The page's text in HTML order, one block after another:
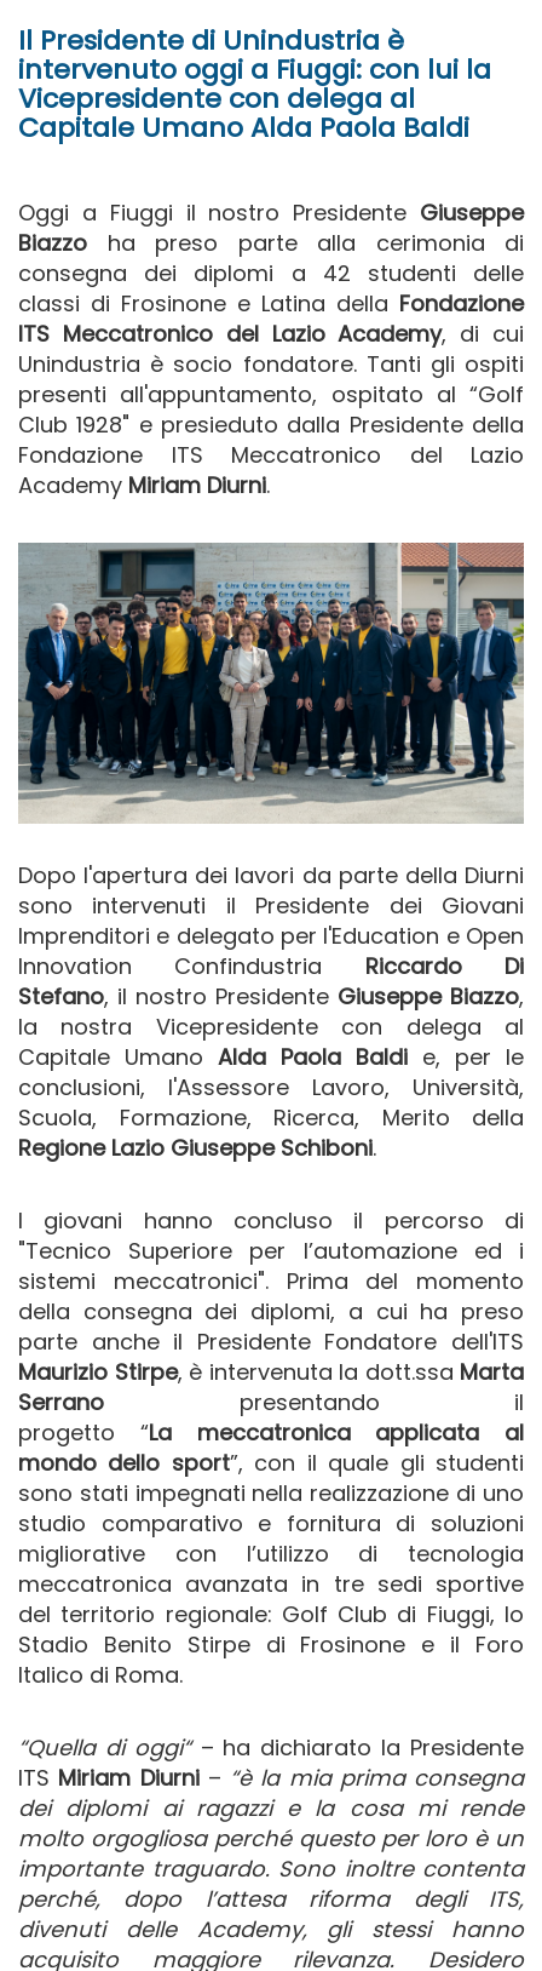
Il Presidente di Unindustria è
intervenuto oggi a Fiuggi: con lui la
Vicepresidente con delega al
Capitale Umano Alda Paola Baldi
Oggi a Fiuggi il nostro Presidente Giuseppe
Biazzo ha preso parte alla cerimonia di
consegna dei diplomi a 42 studenti delle
classi di Frosinone e Latina della Fondazione
ITS Meccatronico del Lazio Academy, di cui
Unindustria è socio fondatore. Tanti gli ospiti
presenti all'appuntamento, ospitato al “Golf
Club 1928" e presieduto dalla Presidente della
Fondazione ITS Meccatronico del Lazio
Academy Miriam Diurni.
Dopo l'apertura dei lavori da parte della Diurni
sono intervenuti il
Presidente dei Giovani
Imprenditori e delegato per l'Education e Open
Innovation Confindustria Riccardo Di
Stefano, il nostro Presidente Giuseppe Biazzo,
la nostra Vicepresidente con delega al
Capitale Umano Alda Paola Baldi e, per le
conclusioni, l'Assessore Lavoro, Università,
Scuola, Formazione, Ricerca, Merito della
Regione Lazio Giuseppe Schiboni.
I giovani hanno concluso il percorso di
"Tecnico Superiore per l’automazione ed i
sistemi meccatronici". Prima del momento
della consegna dei diplomi, a cui ha preso
parte anche il Presidente Fondatore dell'ITS
Maurizio Stirpe, è intervenuta la dott.ssa Marta
Serrano presentando il
progetto “La meccatronica applicata al
mondo dello sport”, con il quale gli studenti
sono stati impegnati nella realizzazione di uno
studio comparativo e fornitura di soluzioni
migliorative con l’utilizzo di tecnologia
meccatronica avanzata in tre sedi sportive
del territorio regionale: Golf Club di Fiuggi, lo
Stadio Benito Stirpe di Frosinone e il Foro
Italico di Roma.
“Quella di oggi“ – ha dichiarato la Presidente
ITS Miriam Diurni– “è la mia prima consegna
dei diplomi ai ragazzi e la cosa mi rende
molto orgogliosa perché questo per loro è un
importante traguardo. Sono inoltre contenta
perché, dopo l’attesa riforma degli ITS,
divenuti delle Academy, gli stessi hanno
acquisito maggiore rilevanza. Desidero